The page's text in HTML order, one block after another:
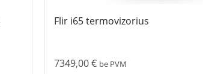
Flir i65 termovizorius
7349,00€ be PVM